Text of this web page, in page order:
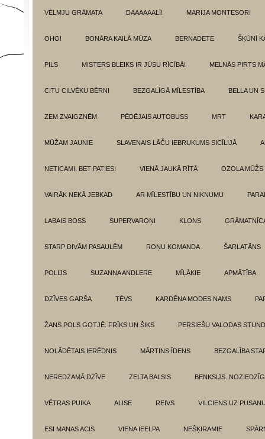
VĒLMJU GRĀMATA DAAAAAALĪ! MARIJA MONTESORI
OHO! BONĀRA KAILĀ MŪZA BERNADETE ŠĶŪNĪ
PILS MISTERS BLEIKS IR JŪSU RĪCĪBĀ! MELNĀS PIRTS
CITU CILVĒKU BĒRNI BEZGALĪGĀ MĪLESTĪBA BELLA UN
ZEM ZVAIGZNĒM PĒDĒJAIS AUTOBUSS MRT
MŪŽAM JAUNIE SLAVENAIS LĀČU IEBRUKUMS SICĪLIJĀ
NETICAMI, BET PATIESI VIENĀ JAUKĀ RĪTĀ OZOLA MŪŽS
VAIRĀK NEKĀ JEBKAD AR MĪLESTĪBU UN NIKNUMU
LABAIS BOSS SUPERVAROŅI KLONS
STARP DIVĀM PASAULĒM ROŅU KOMANDA ŠARLATĀNS
POLIJS SUZANNA ANDLERE MĪĻĀKIE APMĀTĪBA
DZĪVES GARŠA TĖVS KARDĒNA MODES NAMS
ŽANS POLS GOTJĒ: FRĪKS UN ŠIKS PERSIEŠU VALODAS
NOLĀDĒTAIS IERĒDNIS MĀRTINS ĪDENS BEZGALĪBA
NEREDZAMĀ DZĪVE ZELTA BALSIS BENKSIJS.
VĒTRAS PUIKA ALISE REIVS VILCIENS UZ
ESI MANAS ACIS VIENA IEELPA NEŠĶIRAMIE